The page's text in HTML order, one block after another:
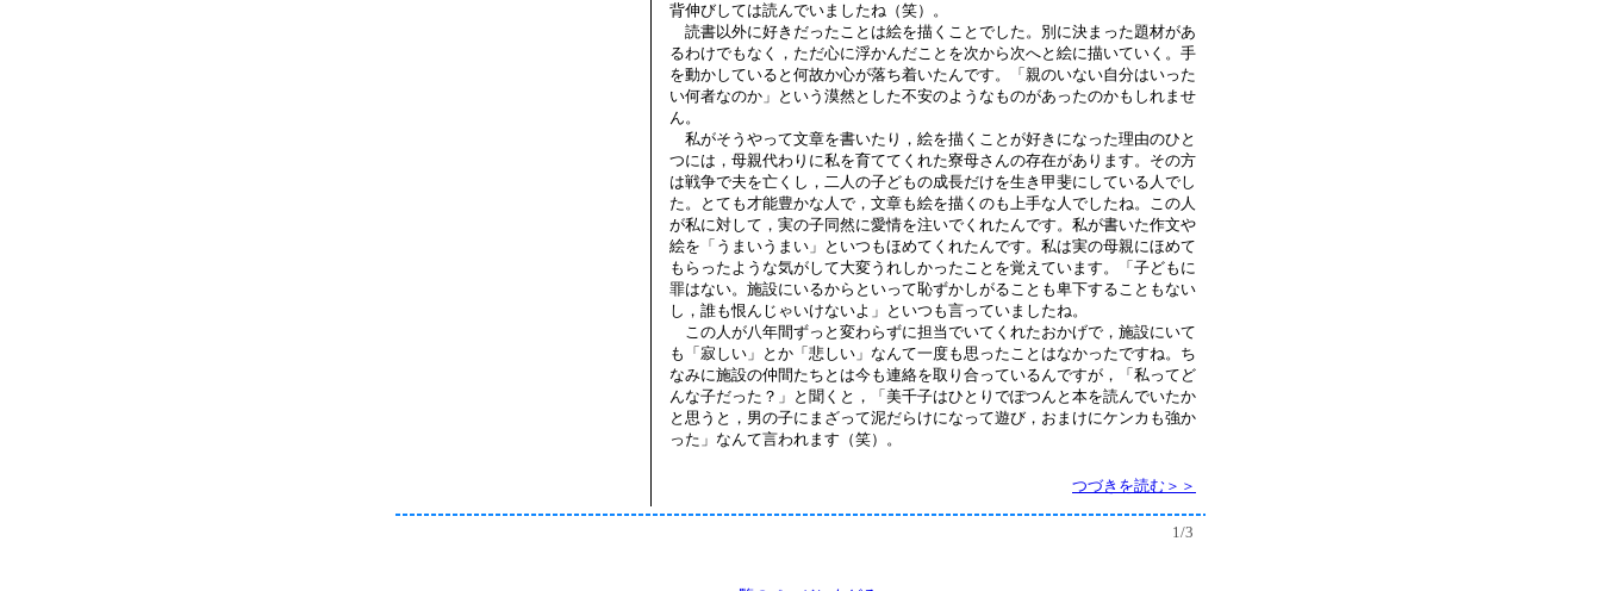
背伸びしては読んでいましたね（笑）。
読書以外に好きだったことは絵を描くことでした。別に決まった題材があ
るわけでもなく，ただ心に浮かんだことを次から次へと絵に描いていく。手
を動かしていると何故か心が落ち着いたんです。「親のいない自分はいった
い何者なのか」という漠然とした不安のようなものがあったのかもしれませ
ん。
私がそうやって文章を書いたり，絵を描くことが好きになった理由のひと
つには，母親代わりに私を育ててくれた寮母さんの存在があります。その方
は戦争で夫を亡くし，二人の子どもの成長だけを生き甲斐にしている人でし
た。とても才能豊かな人で，文章も絵を描くのも上手な人でしたね。この人
が私に対して，実の子同然に愛情を注いでくれたんです。私が書いた作文や
絵を「うまいうまい」といつもほめてくれたんです。私は実の母親にほめて
もらったような気がして大変うれしかったことを覚えています。「子どもに
罪はない。施設にいるからといって恥ずかしがることも卑下することもない
し，誰も恨んじゃいけないよ」といつも言っていましたね。
この人が八年間ずっと変わらずに担当でいてくれたおかげで，施設にいて
も「寂しい」とか「悲しい」なんて一度も思ったことはなかったですね。ち
なみに施設の仲間たちとは今も連絡を取り合っているんですが，「私ってど
んな子だった？」と聞くと，「美千子はひとりでぽつんと本を読んでいたか
と思うと，男の子にまざって泥だらけになって遊び，おまけにケンカも強か
った」なんて言われます（笑）。
つづきを読む＞＞
1/3